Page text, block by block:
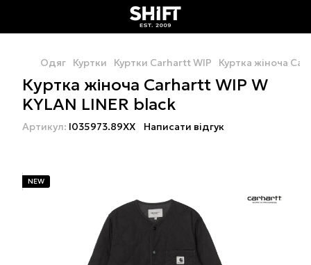
Одяг Куртки Куртки Carhartt WIP Куртка жіноча
Куртка жіноча Carhartt WIP W
KYLAN LINER black
Артикул: I035973.89XX Написати відгук
NEW